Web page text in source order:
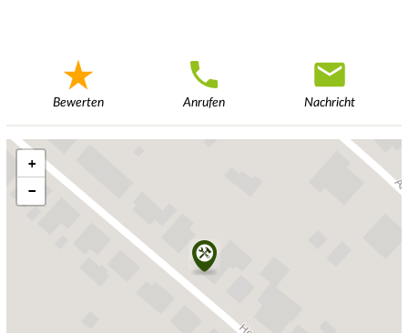
Bewerten Anrufen Nachricht
+
−